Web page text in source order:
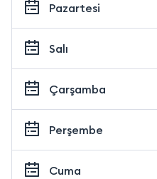
Pazartesi
Salı
Çarşamba
Perşembe
Cuma